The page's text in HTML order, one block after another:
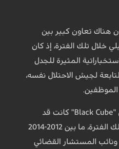
هناك تعاون كبير بين
خلال تلك الفترة، إذ كان
المثيرة للجدل
لجيش الاحتلال نفسه،
الموظفين.
وأشارت الصحيفة إلى أن "Black Cube" كانت قد
اقترحت التجسس في تلك الفترة، ما بين 2012-2014
المستشار القضائي